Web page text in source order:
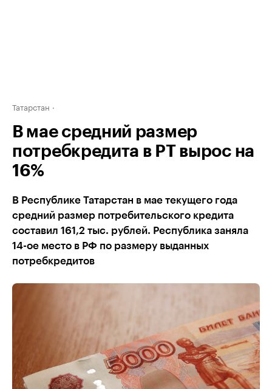
Татарстан
В мае средний размер
потребкредита в РТ вырос на
16%
В Республике Татарстан в мае текущего года
средний размер потребительского кредита
составил 161,2 тыс. рублей. Республика заняла
14-ое место в РФ по размеру выданных
потребкредитов